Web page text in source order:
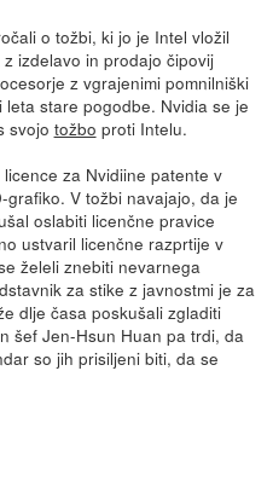
o tožbi, ki jo je Intel vložil
izdelavo in prodajo čipovij
z vgrajenimi pomnilniški
stare pogodbe. Nvidia se je
svojo tožbo proti Intelu.
za Nvidiine patente v
V tožbi navajajo, da je
oslabiti licenčne pravice
ustvaril licenčne razprtije v
želeli znebiti nevarnega
za stike z javnostmi je za
dlje časa poskušali zgladiti
šef Jen-Hsun Huan pa trdi, da
so jih prisiljeni biti, da se